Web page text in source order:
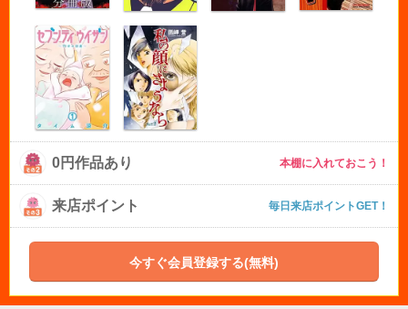
0円作品あり 本棚に入れておこう！
来店ポイント 毎日来店ポイントGET！
今すぐ会員登録する(無料)